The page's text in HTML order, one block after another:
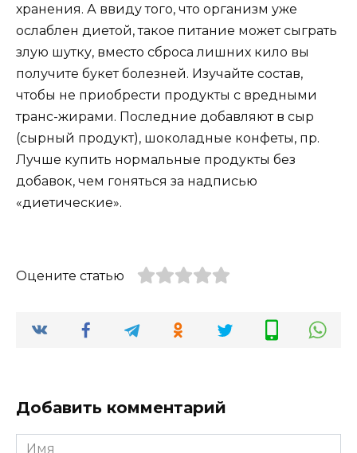
хранения. А ввиду того, что организм уже
ослаблен диетой, такое питание может сыграть
злую шутку, вместо сброса лишних кило вы
получите букет болезней. Изучайте состав,
чтобы не приобрести продукты с вредными
транс-жирами. Последние добавляют в сыр
(сырный продукт), шоколадные конфеты, пр.
Лучше купить нормальные продукты без
добавок, чем гоняться за надписью
«диетические».
Оцените статью
Добавить комментарий
Имя